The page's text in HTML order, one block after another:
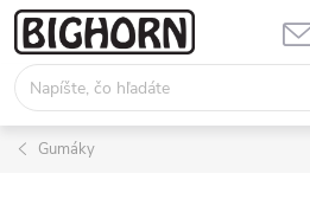
Prejsť
na
obsah
Gumáky